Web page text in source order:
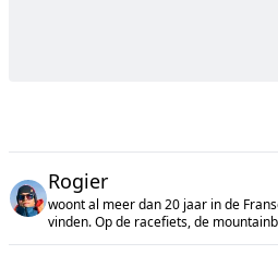
Rogier
woont al meer dan 20 jaar in de
vinden. Op de racefiets, de